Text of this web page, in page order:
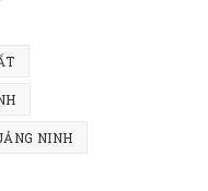
NINH